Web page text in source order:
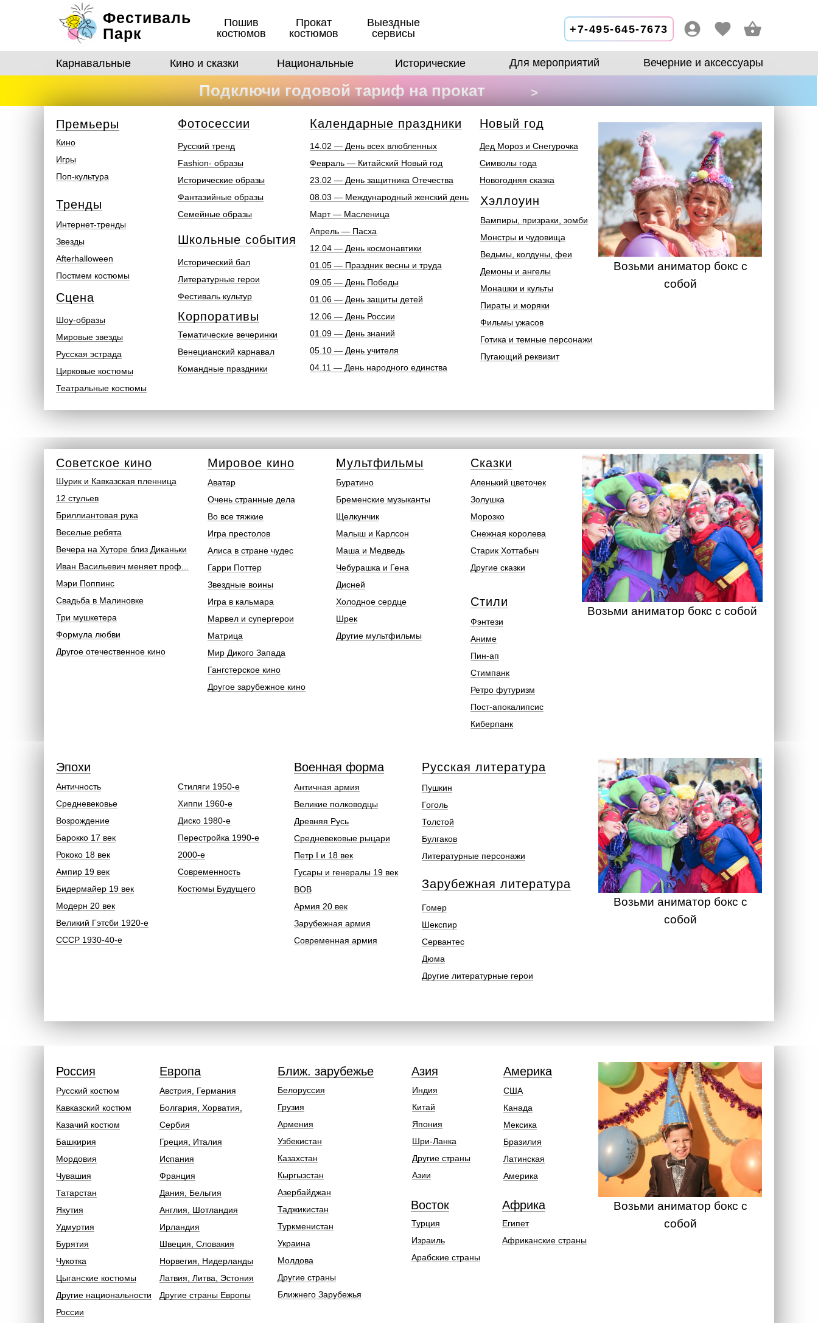
Фестиваль
Парк
Пошив
костюмов
Выездные
сервисы
Прокат
костюмов
+7-495-645-7673
Вечерние и аксессуары
Для мероприятий
Исторические
Национальные
Кино и сказки
Карнавальные
Подключи годовой тариф на прокат
>
Премьеры Фотосеcсии
Хэллоуин
Кино
Игры
Поп-культура
Тренды
Интернет-тренды
Звезды
Afterhalloween
Постмем костюмы
Сцена
Шоу-образы
Мировые звезды
Русская эстрада
Цирковые костюмы
Театральные костюмы
Календарные праздники
Русский тренд
Fashion- образы
Исторические образы
Фантазийные образы
Семейные образы
Школьные события
Исторический бал
Литературные герои
Фестиваль культур
Корпоративы
Тематические вечеринки
Венецианский карнавал
Командные праздники
Вампиры, призраки, зомби
Монстры и чудовища
Ведьмы, колдуны, феи
Демоны и ангелы
Монашки и культы
Пираты и моряки
Фильмы ужасов
Готика и темные персонажи
Пугающий реквизит
14.02 — День всех влюбленных
Февраль — Китайский Новый год
23.02 — День защитника Отечества
08.03 — Международный женский день
Март — Масленица
Апрель — Пасха
12.04 — День космонавтики
01.05 — Праздник весны и труда
09.05 — День Победы
01.06 — День защиты детей
12.06 — День России
01.09 — День знаний
05.10 — День учителя
04.11 — День народного единства
Новый год
Дед Мороз и Снегурочка
Символы года
Новогодняя сказка
Возьми аниматор бокс с
собой
Советское кино
Шурик и Кавказская пленница
12 стульев
Бриллиантовая рука
Веселые ребята
Вечера на Хуторе близ Диканьки
Иван Васильевич меняет проф...
Мэри Поппинс
Свадьба в Малиновке
Три мушкетера
Формула любви
Другое отечественное кино
Мировое кино
Аватар
Очень странные дела
Во все тяжкие
Игра престолов
Алиса в стране чудес
Гарри Поттер
Звездные воины
Игра в кальмара
Марвел и супергерои
Матрица
Мир Дикого Запада
Гангстерское кино
Другое зарубежное кино
Мультфильмы
Буратино
Бременские музыканты
Щелкунчик
Малыш и Карлсон
Маша и Медведь
Чебурашка и Гена
Дисней
Холодное сердце
Шрек
Другие мультфильмы
Сказки
Аленький цветочек
Золушка
Морозко
Снежная королева
Старик Хоттабыч
Другие сказки
Стили
Фэнтези
Аниме
Пин-ап
Стимпанк
Ретро футуризм
Пост-апокалипсис
Киберпанк
Возьми аниматор бокс с собой
Античность
Средневековье
Возрождение
Барокко 17 век
Рококо 18 век
Ампир 19 век
Бидермайер 19 век
Модерн 20 век
Великий Гэтсби 1920-е
СССР 1930-40-е
Стиляги 1950-е
Хиппи 1960-е
Диско 1980-е
Перестройка 1990-е
2000-е
Современность
Костюмы Будущего
Эпохи
Античная армия
Великие полководцы
Древняя Русь
Средневековые рыцари
Петр I и 18 век
Гусары и генералы 19 век
ВОВ
Армия 20 век
Зарубежная армия
Современная армия
Военная форма Русская литература
Пушкин
Гоголь
Толстой
Булгаков
Литературные персонажи
Зарубежная литература
Гомер
Шекспир
Сервантес
Дюма
Другие литературные герои
Возьми аниматор бокс с
собой
Белоруссия
Грузия
Армения
Узбекистан
Казахстан
Кыргызстан
Азербайджан
Таджикистан
Туркменистан
Украина
Молдова
Другие страны
Ближнего Зарубежья
Ближ. зарубежье
Египет
Африканские страны
Африка
США
Канада
Мексика
Бразилия
Латинская
Америка
Америка
Австрия, Германия
Болгария, Хорватия,
Сербия
Греция, Италия
Испания
Франция
Дания, Бельгия
Англия, Шотландия
Ирландия
Швеция, Словакия
Норвегия, Нидерланды
Латвия, Литва, Эстония
Другие страны Европы
Европа
Русский костюм
Кавказский костюм
Казачий костюм
Башкирия
Мордовия
Чувашия
Татарстан
Якутия
Удмуртия
Бурятия
Чукотка
Цыганские костюмы
Другие национальности
России
Россия
Индия
Китай
Япония
Шри-Ланка
Другие страны
Азии
Азия
Восток
Турция
Израиль
Арабские страны
Возьми аниматор бокс с
собой